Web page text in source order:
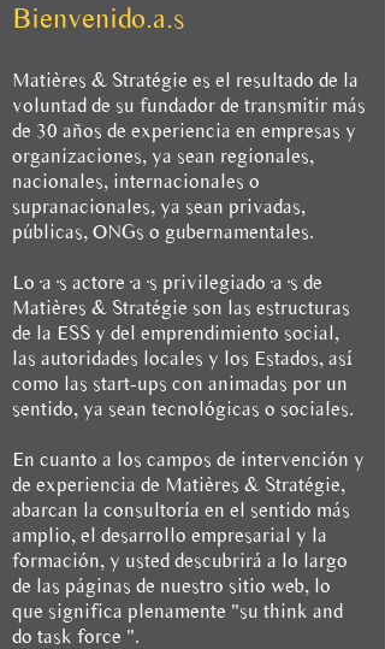
Bienvenido.a.s
Matières & Stratégie es el resultado de la
voluntad de su fundador de transmitir más
de 30 años de experiencia en empresas y
organizaciones, ya sean regionales,
nacionales, internacionales o
supranacionales, ya sean privadas,
públicas, ONGs o gubernamentales.
Lo·a·s actore·a·s privilegiado·a·s de
Matières & Stratégie son las estructuras
de la ESS y del emprendimiento social,
las autoridades locales y los Estados, así
como las start-ups con animadas por un
sentido, ya sean tecnológicas o sociales.
En cuanto a los campos de intervención y
de experiencia de Matières & Stratégie,
abarcan la consultoría en el sentido más
amplio, el desarrollo empresarial y la
formación, y usted descubrirá a lo largo
de las páginas de nuestro sitio web, lo
que significa plenamente "su think and
do task force ".